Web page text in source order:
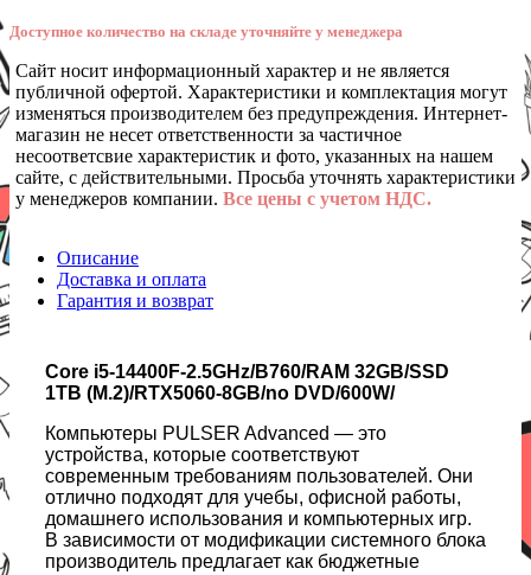
Доступное количество на складе уточняйте у менеджера
Сайт носит информационный характер и не является
публичной офертой. Характеристики и комплектация могут
изменяться производителем без предупреждения. Интернет-
магазин не несет ответственности за частичное
несоответсвие характеристик и фото, указанных на нашем
сайте, с действительными. Просьба уточнять характеристики
у менеджеров компании. Все цены с учетом НДС.
Описание
Доставка и оплата
Гарантия и возврат
Core i5-14400F-2.5GHz/B760/RAM 32GB/SSD
1TB (M.2)/RTX5060-8GB/no DVD/600W/
Компьютеры PULSER Advanced — это
устройства, которые соответствуют
современным требованиям пользователей. Они
отлично подходят для учебы, офисной работы,
домашнего использования и компьютерных игр.
В зависимости от модификации системного блока
производитель предлагает как бюджетные